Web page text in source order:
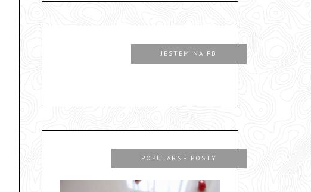
JESTEM NA FB
POPULARNE POSTY